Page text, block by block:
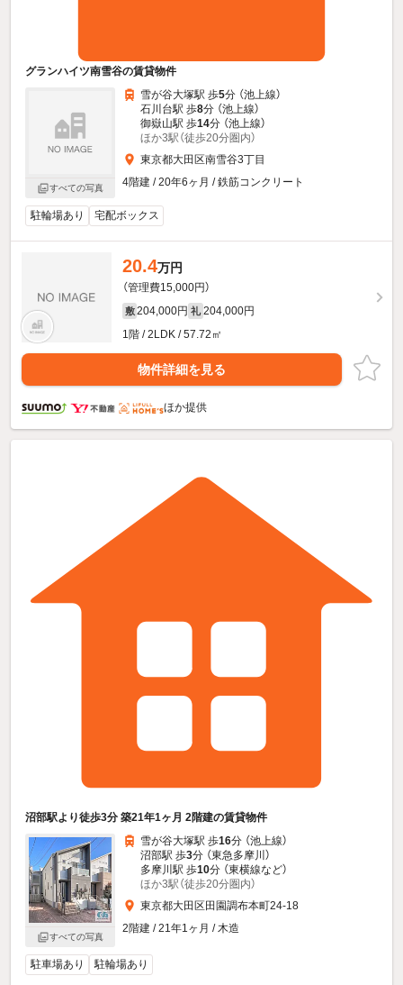
グランハイツ南雪谷の賃貸物件
すべての写真
雪が谷大塚駅 歩5分 （池上線）
石川台駅 歩8分 （池上線）
御嶽山駅 歩14分 （池上線）
ほか3駅（徒歩20分圏内）
東京都大田区南雪谷3丁目
4階建 / 20年6ヶ月 / 鉄筋コンクリート
駐輪場あり 宅配ボックス
20.4万円
（管理費15,000円）
敷 204,000円 礼 204,000円
1階 / 2LDK / 57.72㎡
物件詳細を見る
ほか提供
沼部駅より徒歩3分 築21年1ヶ月 2階建の賃貸物件
すべての写真
雪が谷大塚駅 歩16分 （池上線）
沼部駅 歩3分 （東急多摩川）
多摩川駅 歩10分 （東横線など）
ほか3駅（徒歩20分圏内）
東京都大田区田園調布本町24-18
2階建 / 21年1ヶ月 / 木造
駐車場あり 駐輪場あり